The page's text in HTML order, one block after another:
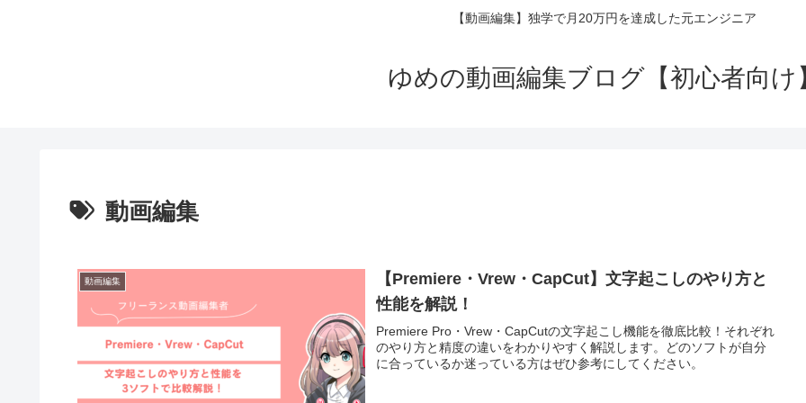
【動画編集】独学で月20万円を達成した元エンジニア
ゆめの動画編集ブログ【初心者向け
動画編集
動画編集
【Premiere・Vrew・CapCut】文字起こしのやり方と
性能を解説！
Premiere Pro・Vrew・CapCutの文字起こし機能を徹底比較！それぞれ
のやり方と精度の違いをわかりやすく解説します。どのソフトが自分
に合っているか迷っている方はぜひ参考にしてください。